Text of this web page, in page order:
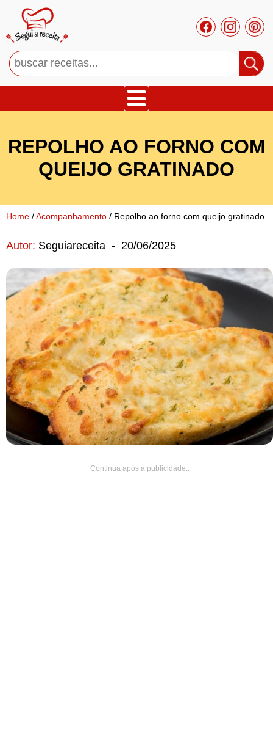
Cupcakes
Salgado
Doce
Pão
Salada
Almoço
Cocada
REPOLHO AO FORNO COM
QUEIJO GRATINADO
Home /Acompanhamento / Repolho ao forno com queijo gratinado
Autor: Seguiareceita - 20/06/2025
Continua após a publicidade..